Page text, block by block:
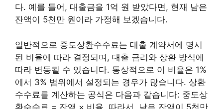
다. 예를 들어, 대출금을 1억 원 받았다면, 현재 남은
잔액이 5천만 원이라 가정해 보겠습니다.
일반적으로 중도상환수수료는 대출 계약서에 명시
된 비율에 따라 결정되며, 대출 금리와 상환 방식에
따라 변동될 수 있습니다. 통상적으로 이 비율은 1%
에서 3% 범위에서 설정되는 경우가 많습니다. 상환
수수료를 계산하는 공식은 다음과 같습니다: 중도상
환수수료 = 잔액 × 비율. 따라서, 남은 잔액이 5천만